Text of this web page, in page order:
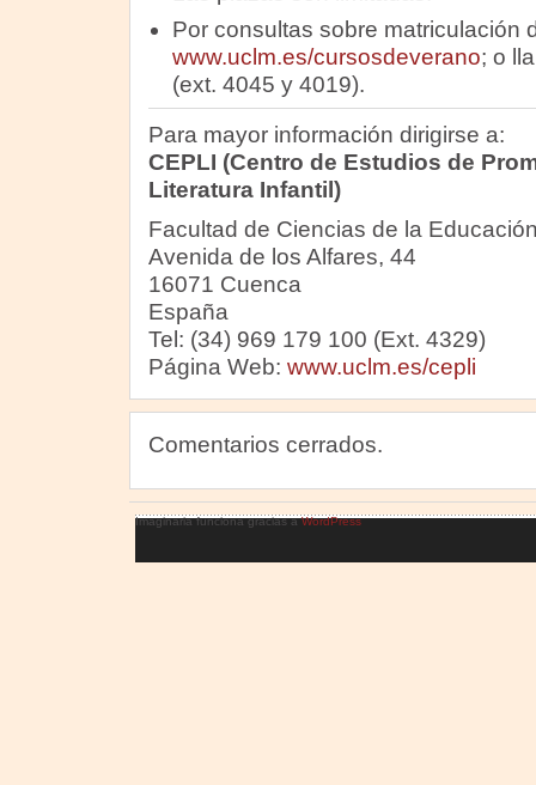
Por consultas sobre matriculación
www.uclm.es/cursosdeverano; o
(ext. 4045 y 4019).
Para mayor información dirigirse a:
CEPLI (Centro de Estudios de
Literatura Infantil)
Facultad de Ciencias de la
Avenida de los Alfares, 44
16071 Cuenca
España
Tel: (34) 969 179 100 (Ext. 4329)
Página Web: www.uclm.es/cepli
Comentarios cerrados.
Imaginaria funciona gracias aWordPress